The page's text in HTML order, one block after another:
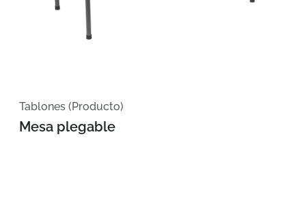
Tablones (Producto)
Mesa plegable